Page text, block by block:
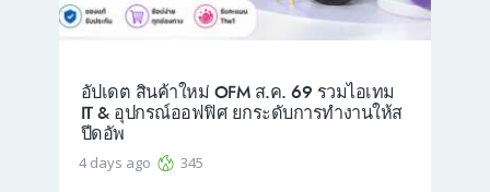
อัปเดต สินค้าใหม่ OFM ส.ค. 69 รวมไอเทม
IT & อุปกรณ์ออฟฟิศ ยกระดับการทำงานให้ส
ปีดอัพ
4 days ago 345